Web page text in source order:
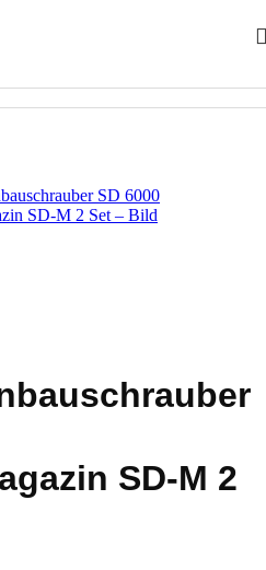
& Schlagbohrschrauber
SD-M 2